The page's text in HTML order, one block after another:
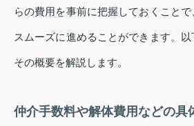
らの費用を事前に把握しておくこと
スムーズに進めることができます。
その概要を解説します。
仲介手数料や解体費用などの具